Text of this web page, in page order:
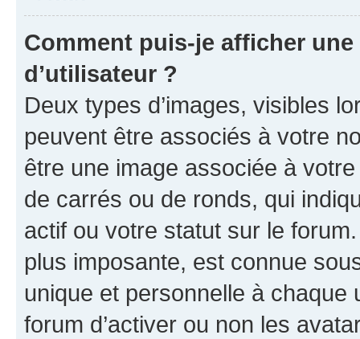
Comment puis-je afficher
d’utilisateur ?
Deux types d’images, visibles
peuvent être associés à votre
être une image associée à
de carrés ou de ronds, qui
actif ou votre statut sur le
plus imposante, est connue
unique et personnelle à chaque
forum d’activer ou non les